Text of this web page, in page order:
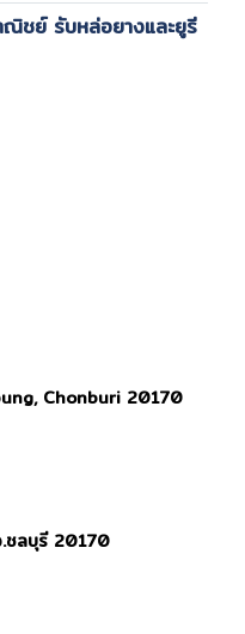
ชย์ รับหล่อยางและยูรี
Chonburi 20170
ชลบุรี 20170